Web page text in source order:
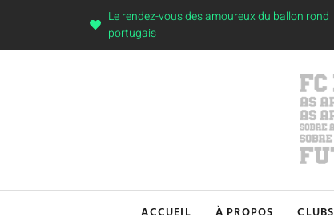
Le rendez-vous des amoureux du ballon rond
portugais
ACCUEIL À PROPOS CLUBS